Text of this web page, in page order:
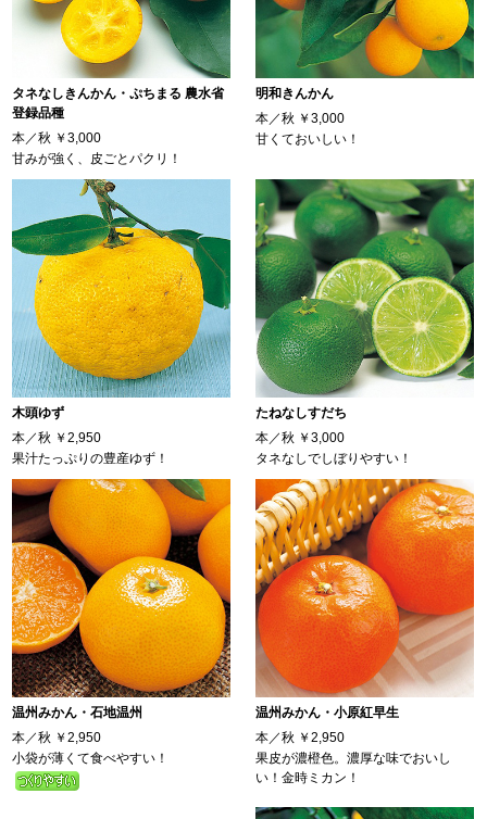
タネなしきんかん・ぷちまる 農水省
登録品種
本／秋 ￥3,000
甘みが強く、皮ごとパクリ！
明和きんかん
本／秋 ￥3,000
甘くておいしい！
木頭ゆず
本／秋 ￥2,950
果汁たっぷりの豊産ゆず！
たねなしすだち
本／秋 ￥3,000
タネなしでしぼりやすい！
温州みかん・石地温州
本／秋 ￥2,950
小袋が薄くて食べやすい！
温州みかん・小原紅早生
本／秋 ￥2,950
果皮が濃橙色。濃厚な味でおいし
い！金時ミカン！